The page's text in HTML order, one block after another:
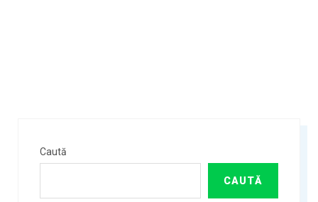
Caută
CAUTĂ